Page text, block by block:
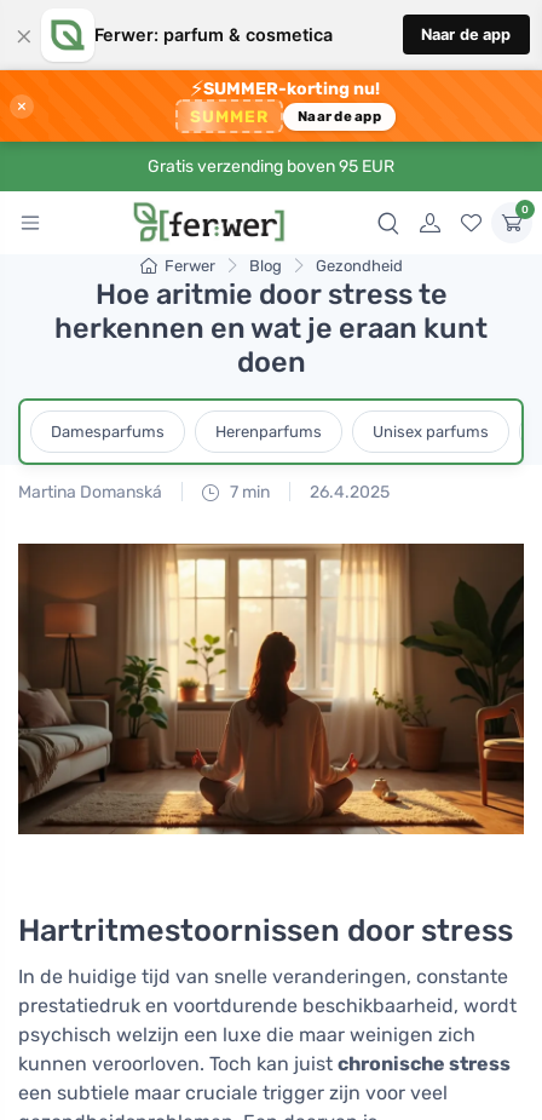
× Ferwer: parfum & cosmetica Naar de app
×
⚡SUMMER-korting nu!
SUMMER Naar de app
Gratis verzending boven 95 EUR
0
Ferwer Blog Gezondheid
Hoe aritmie door stress te
herkennen en wat je eraan kunt
doen
Damesparfums Herenparfums Unisex parfums
Martina Domanská 7 min 26.4.2025
Hartritmestoornissen door stress
In de huidige tijd van snelle veranderingen, constante
prestatiedruk en voortdurende beschikbaarheid, wordt
psychisch welzijn een luxe die maar weinigen zich
kunnen veroorloven. Toch kan juist chronische stress
een subtiele maar cruciale trigger zijn voor veel